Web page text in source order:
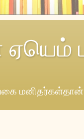
மனிதர்கள்தான்.